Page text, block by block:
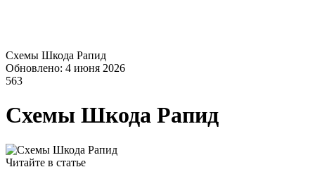
Схемы Шкода Рапид
Обновлено: 4 июня 2026
563
Схемы Шкода Рапид
Читайте в статье